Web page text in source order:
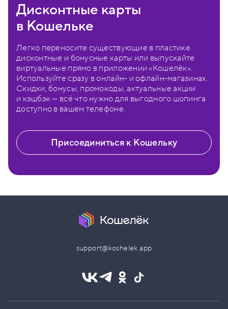
Дисконтные карты
в Кошельке
Легко переносите существующие в пластике
дисконтные и бонусные карты или выпускайте
виртуальные прямо в приложении «Кошелёк».
Используйте сразу в онлайн- и офлайн-магазинах.
Скидки, бонусы, промокоды, актуальные акции
и кэшбэк — всё что нужно для выгодного шопинга
доступно в вашем телефоне.
Присоединиться к Кошельку
support@koshelek.app